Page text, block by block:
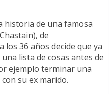
historia de una famosa
de
36 años decide que ya
lista de cosas antes de
ejemplo terminar una
su ex marido.